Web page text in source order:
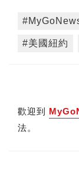
#美國紐約
歡迎到
法。